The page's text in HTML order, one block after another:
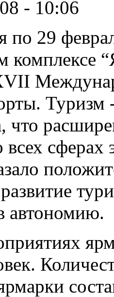
- 10:06
по 29
комплексе
Туризм
что
всех
автономию.